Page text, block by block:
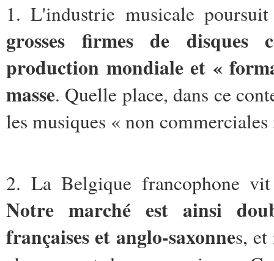
1. L'industrie musicale
grosses firmes de
production mondiale et «
masse. Quelle place, dans ce
les musiques « non
2. La Belgique francophone
Notre marché est ainsi
françaises et anglo-saxonnes,